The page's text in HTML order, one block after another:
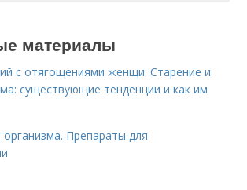
материалы
с отягощениями женщи. Старение и
существующие тенденции и как им
организма. Препараты для